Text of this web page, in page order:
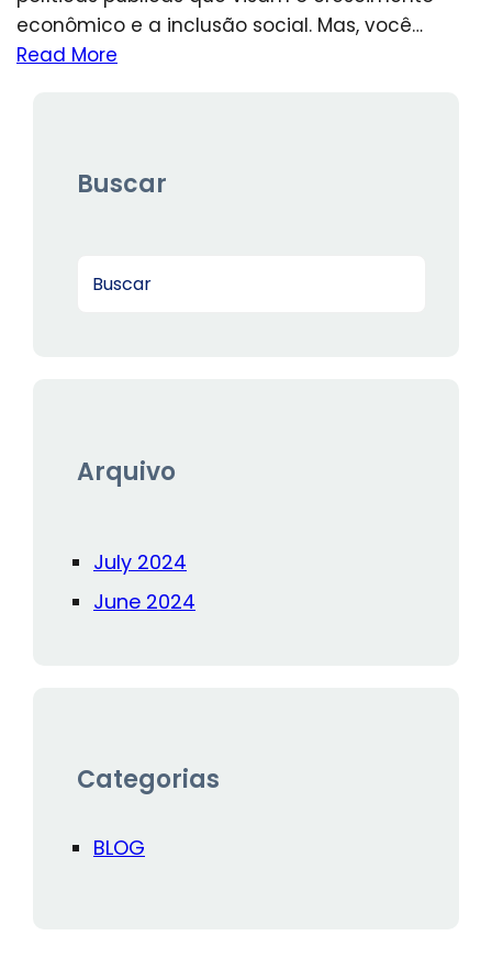
econômico e a inclusão social. Mas, você…
Read More
Buscar
Arquivo
July 2024
June 2024
Categorias
BLOG